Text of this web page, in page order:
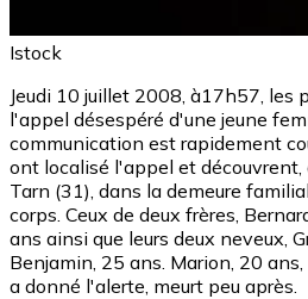
Istock
Jeudi 10 juillet 2008, à17h57, les
l'appel désespéré d'une jeune
communication est rapidement
ont localisé l'appel et
Tarn (31), dans la demeure
corps. Ceux de deux frères,
ans ainsi que leurs deux neveux,
Benjamin, 25 ans. Marion, 20
a donné l'alerte, meurt peu après.